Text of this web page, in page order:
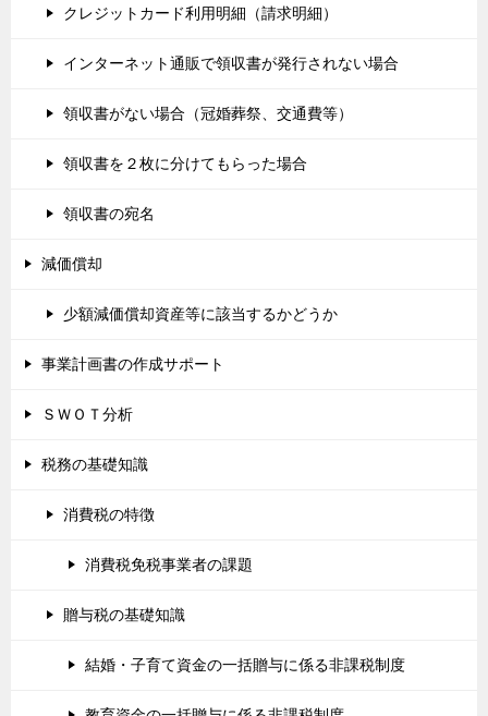
クレジットカード利用明細（請求明細）
インターネット通販で領収書が発行されない場合
領収書がない場合（冠婚葬祭、交通費等）
領収書を２枚に分けてもらった場合
領収書の宛名
減価償却
少額減価償却資産等に該当するかどうか
事業計画書の作成サポート
ＳＷＯＴ分析
税務の基礎知識
消費税の特徴
消費税免税事業者の課題
贈与税の基礎知識
結婚・子育て資金の一括贈与に係る非課税制度